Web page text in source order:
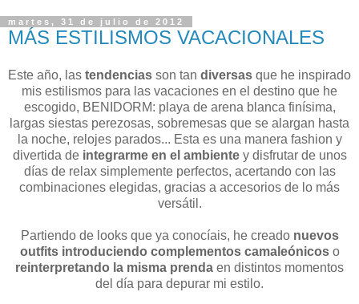
martes, 31 de julio de 2012
MÁS ESTILISMOS VACACIONALES
Este año, las tendencias son tan diversas que he inspirado
mis estilismos para las vacaciones en el destino que he
escogido, BENIDORM: playa de arena blanca finísima,
largas siestas perezosas, sobremesas que se alargan hasta
la noche, relojes parados... Esta es una manera fashion y
divertida de integrarme en el ambientey disfrutar de unos
días de relax simplemente perfectos, acertando con las
combinaciones elegidas, gracias a accesorios de lo más
versátil.
Partiendo de looks que ya conocíais, he creado nuevos
outfits introduciendo complementos camaleónicoso
reinterpretando la misma prenda en distintos momentos
del día para depurar mi estilo.